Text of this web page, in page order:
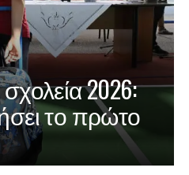
2026:
το πρώτο